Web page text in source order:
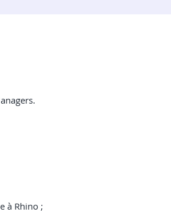
à Rhino ;